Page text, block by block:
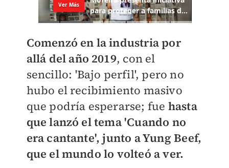
Comenzó en la industria por
allá del año 2019, con el
sencillo: 'Bajo perfil', pero no
hubo el recibimiento masivo
que podría esperarse; fue hasta
que lanzó el tema 'Cuando no
era cantante', junto a Yung Beef,
que el mundo lo volteó a ver.